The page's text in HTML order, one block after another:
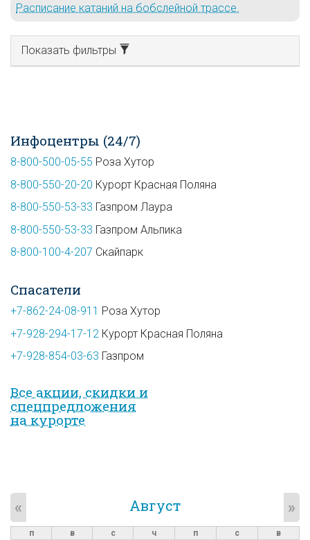
Расписание катаний на бобслейной трассе.
Показать фильтры
Инфоцентры (24/7)
8-800-500-05-55 Роза Хутор
8-800-550-20-20 Курорт Красная Поляна
8-800-550-53-33 Газпром Лаура
8-800-550-53-33 Газпром Альпика
8-800-100-4-207 Скайпарк
Спасатели
+7-862-24-08-911 Роза Хутор
+7-928-294-17-12 Курорт Красная Поляна
+7-928-854-03-63 Газпром
Все акции, скидки и
спец­предложе­ния
на курорте
Август
« »
п в с ч п с
в